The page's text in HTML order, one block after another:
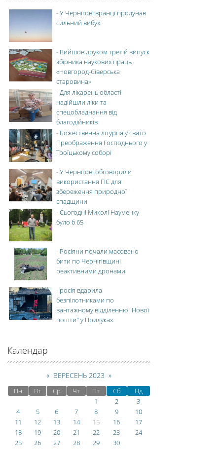
-У Чернігові вранці пролунав
сильний вибух
- Вийшов друком третій випуск
збірника наукових праць
«Новгород-Сіверська
старовина»
-Для лікарень області
надійшли ліки та
спецобладнання від
благодійників
- Божественна літургія у свято
Преображення Господнього у
Троїцькому соборі
-У Чернігові обговорили
використання ГІС для
збереження природної
спадщини
-Сьогодні Миколі Науменку
було б 65
- Росіяни почали масовано
бити по Чернігівщині
реактивними дронами
- росія вдарила
безпілотниками по
вантажному відділенню "Нової
пошти" у Прилуках
Календар
« ВЕРЕСЕНЬ 2023 »
Пн Вт Ср Чт Пт Сб
Нд
1
2
3
4
5 6 7 8 9
10
11
12 13 14 15 16
17
18
19 20 21 22 23
24
25
26 27 28 29 30